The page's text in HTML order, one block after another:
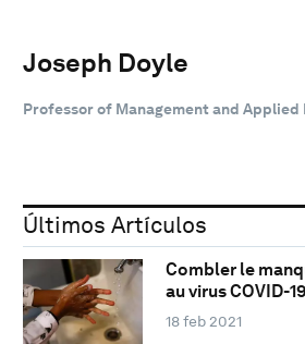
Joseph Doyle
Professor of Management and Applied
Últimos Artículos
Combler le
au virus COVID-19
18 feb 2021